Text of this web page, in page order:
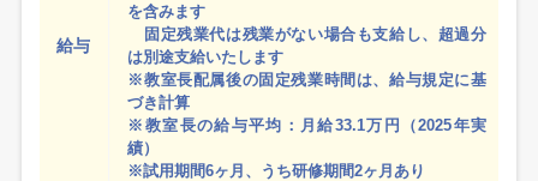
給与
を含みます
固定残業代は残業がない場合も支給し、超過分
は別途支給いたします
※教室長配属後の固定残業時間は、給与規定に基
づき計算
※教室長の給与平均：月給33.1万円（2025年実
績）
※試用期間6ヶ月、うち研修期間2ヶ月あり